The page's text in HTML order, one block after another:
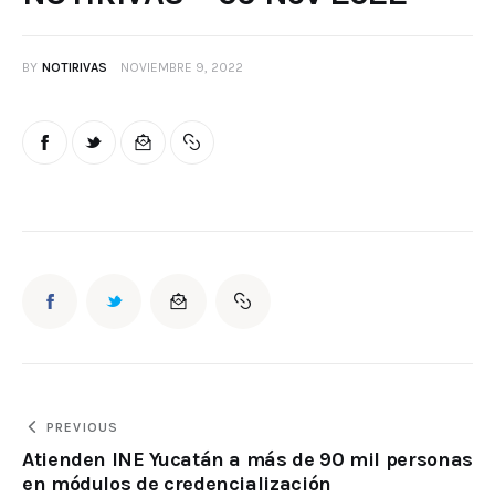
BY NOTIRIVAS NOVIEMBRE 9, 2022
PREVIOUS
Atienden INE Yucatán a más de 90 mil personas
en módulos de credencialización